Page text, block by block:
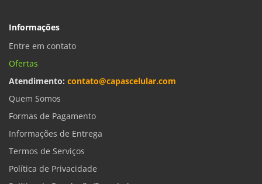
Informações
Entre em contato
Ofertas
Atendimento: contato@capascelular.com
Quem Somos
Formas de Pagamento
Informações de Entrega
Termos de Serviços
Política de Privacidade